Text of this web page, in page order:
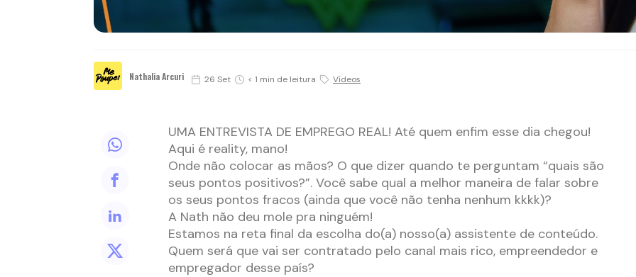
Nathalia Arcuri 26 Set < 1 min de leitura Vídeos
UMA ENTREVISTA DE EMPREGO REAL! Até quem enfim esse dia chegou!
Aqui é reality, mano!
Onde não colocar as mãos? O que dizer quando te perguntam “quais são
seus pontos positivos?”. Você sabe qual a melhor maneira de falar sobre
os seus pontos fracos (ainda que você não tenha nenhum kkkk)?
A Nath não deu mole pra ninguém!
Estamos na reta final da escolha do(a) nosso(a) assistente de conteúdo.
Quem será que vai ser contratado pelo canal mais rico, empreendedor e
empregador desse país?